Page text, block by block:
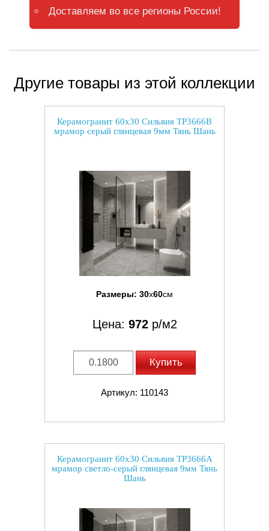
Доставляем во все регионы России!
Другие товары из этой коллекции
Керамогранит 60x30 Сильвия TP3666B
мрамор серый глянцевая 9мм Тянь Шань
Размеры: 30x60см
Цена: 972р/м2
Купить
Артикул: 110143
Керамогранит 60x30 Сильвия TP3666A
мрамор светло-серый глянцевая 9мм Тянь
Шань